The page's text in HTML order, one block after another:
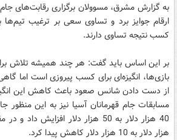
به گزارش مشرق، مسوولان برگزاری رقابت‌های جام
ارقام جوایز برد و تساوی سعی بر ترغیب تیم‌ها
کسب نتیجه تساوی دارند.
بر این اساس باید گفت: هر چند همیشه تلاش
بازی‌ها، انگیزه‌ای برای کسب پیروزی است اما
از دست دادن شانس صعود باعث کاهش این
مسابقات جام قهرمانان آسیا نیز به این منظور
هزار دلار به 10 هزار دلار کاهش پیدا کرد.